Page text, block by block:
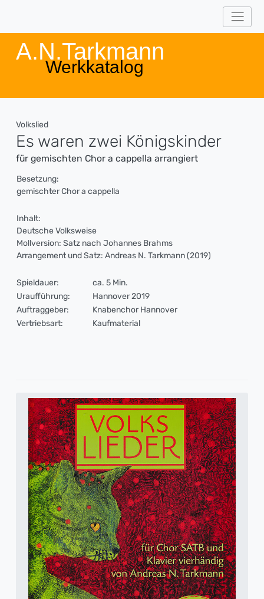
A.N.Tarkmann
Werkkatalog
Volkslied
Es waren zwei Königskinder
für gemischten Chor a cappella arrangiert
Besetzung:
gemischter Chor a cappella
Inhalt:
Deutsche Volksweise
Mollversion: Satz nach Johannes Brahms
Arrangement und Satz: Andreas N. Tarkmann (2019)
Spieldauer:
ca. 5 Min.
Uraufführung:
Hannover 2019
Auftraggeber:
Knabenchor Hannover
Vertriebsart:
Kaufmaterial